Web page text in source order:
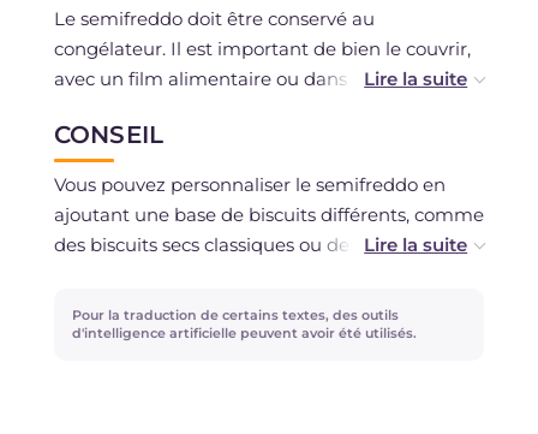
Le semifreddo doit être conservé au
congélateur. Il est important de bien le couvrir,
avec un film alimentaire ou dans un contenant
indésirables. De cette manière, il peut être
conservé jusqu'à un mois sans perdre sa
consistance et son goût.
CONSEIL
Vous pouvez personnaliser le semifreddo en
ajoutant une base de biscuits différents, comme
des biscuits secs classiques ou des biscuits
Pour la traduction de certains textes, des outils
d'intelligence artificielle peuvent avoir été utilisés.